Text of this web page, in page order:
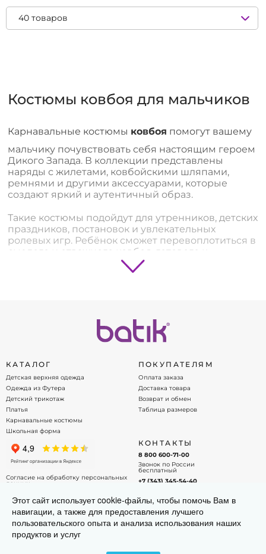
Костюмы ковбоя для мальчиков
Карнавальные костюмы ковбоя помогут вашему
мальчику почувствовать себя настоящим героем
Дикого Запада. В коллекции представлены
наряды с жилетами, ковбойскими шляпами,
ремнями и другими аксессуарами, которые
создают яркий и аутентичный образ.
Такие костюмы подойдут для утренников, детских
праздников, постановок и увлекательных
ролевых игр. Ребёнок сможет перевоплотиться в
смелого и отважного ковбоя, готового к
ковбойские костюмы для мальчиков и подарите
детям атмосферу веселья и приключений!
КАТАЛОГ
Детская верхняя одежда
Одежда из Футера
Детский трикотаж
Платья
Карнавальные костюмы
Школьная форма
ПОКУПАТЕЛЯМ
Оплата заказа
Доставка товара
Возврат и обмен
Таблица размеров
Согласие на обработку персональных
данных
КОНТАКТЫ
8 800 600-71-00
Звонок по России
бесплатный
+7 (343) 345-54-40
info@batik.ru
Напишите нам на почту!
Этот сайт использует cookie-файлы, чтобы помочь Вам в
навигации, а также для предоставления лучшего
пользовательского опыта и анализа использования наших
продуктов и услуг